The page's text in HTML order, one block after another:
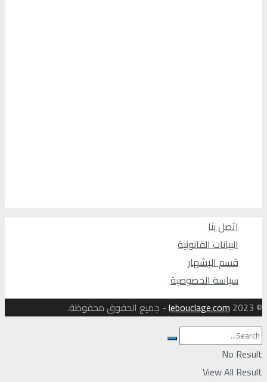
اتصل بنا
البيانات القانونية
قسم الإشهار
سياسة الخصوصية
© 2023
lebouclage.com- جميع الحقوق محفوظة.
No Result
View All Result